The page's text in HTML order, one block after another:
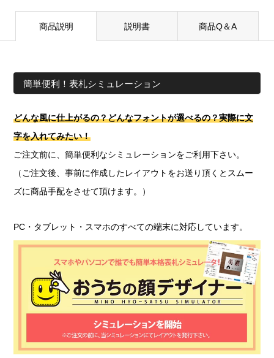
商品説明 説明書 商品Q＆A
簡単便利！表札シミュレーション
どんな風に仕上がるの？どんなフォントが選べるの？実際に文
字を入れてみたい！
ご注文前に、簡単便利なシミュレーションをご利用下さい。
（ご注文後、事前に作成したレイアウトをお送り頂くとスムー
ズに商品手配をさせて頂けます。）
PC・タブレット・スマホのすべての端末に対応しています。